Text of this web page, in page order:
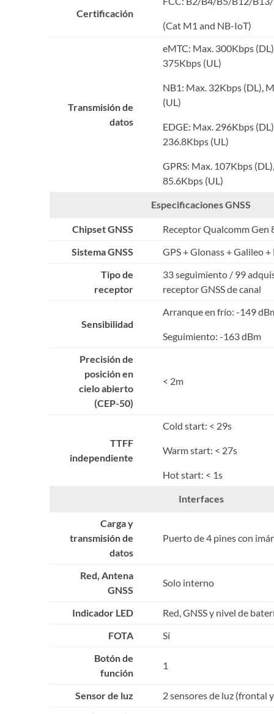
Certificación
(Cat M1 and NB-IoT)
Transmisión de
datos
eMTC: Max. 300Kbps
375Kbps (UL)
NB1: Max. 32Kbps (DL),
(UL)
EDGE: Max. 296Kbps
236.8Kbps (UL)
GPRS: Max. 107Kbps
85.6Kbps (UL)
Especificaciones GNSS
Chipset GNSS
Receptor Qualcomm Gen
Sistema GNSS
GPS + Glonass + Galileo
Tipo de
receptor
33 seguimiento / 99
receptor GNSS de canal
Sensibilidad
Arranque en frío: -149
Seguimiento: -163 dBm
Precisión de
posición en
cielo abierto
(CEP-50)
< 2m
TTFF
independiente
Cold start: < 29s
Warm start: < 27s
Hot start: < 1s
Interfaces
Carga y
transmisión de
datos
Puerto de 4 pines con
Red, Antena
GNSS
Solo interno
Indicador LED
Red, GNSS y nivel de
FOTA
Sí
Botón de
función
1
Sensor de luz
2 sensores de luz (frontal